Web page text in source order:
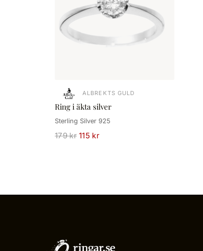
ALBREKTS GULD
Ring i äkta silver
Sterling Silver 925
179 kr 115 kr